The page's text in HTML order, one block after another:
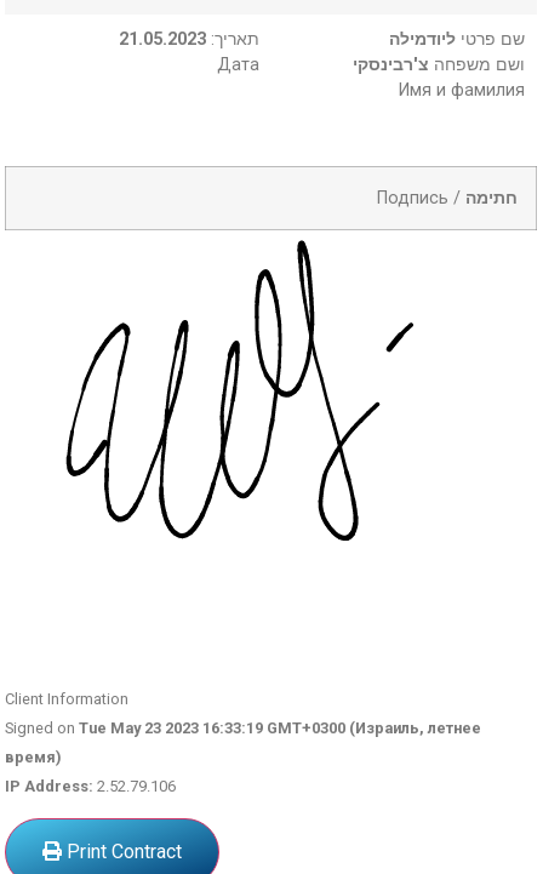
21.05.2023 :תאריך
Дата
שם פרטי ליודמילה
ושם משפחה צ'רבינסקי
Имя и фамилия
Подпись / חתימה
Client Information
Signed onTue May 23 2023 16:33:19 GMT+0300 (Израиль, летнее
время)
IP Address: 2.52.79.106
Print Contract